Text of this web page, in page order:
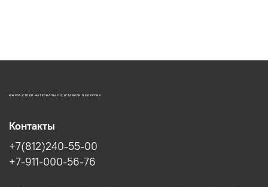
ИЖОРА-СТРОЙ МАТЕРИАЛЫ С ДОСТАВКОЙ ПО РОССИИ
Контакты
+7(812)240-55-00
+7-911-000-56-76